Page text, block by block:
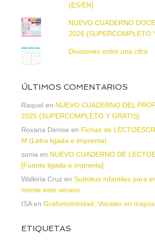
(ES/EN)
NUEVO CUADERNO
2026 (SUPERCOMPLETO
Divisiones entre una cifra
ÚLTIMOS COMENTARIOS
Raquel en NUEVO CUADERNO DEL
2025 (SUPERCOMPLETO Y GRATIS)
Roxana Denise en Fichas de
M (Letra ligada e imprenta)
sonia en NUEVO CUADERNO DE
[Fuente ligada e imprenta]
Walkiria Cruz en Sudokus infantiles para
mente este verano
ISAen Grafomotricidad. Vocales en
ETIQUETAS